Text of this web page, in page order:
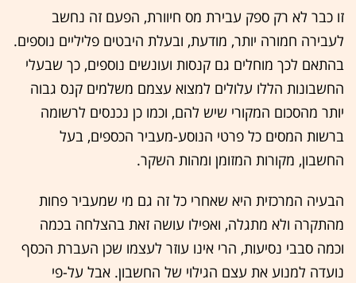
זו כבר לא רק ספק עבירת מס חיוורת, הפעם זה נחשב
לעבירה חמורה יותר, מודעת, ובעלת היבטים פליליים נוספים.
בהתאם לכך מוחלים גם קנסות ועונשים נוספים, כך שבעלי
החשבונות הללו עלולים למצוא עצמם משלמים קנס גבוה
יותר מהסכום המקורי שיש להם, וכמו כן נכנסים לרשומה
ברשות המסים כל פרטי הנוסע-מעביר הכספים, בעל
החשבון, מקורות המזומן ומהות השקר.
הבעיה המרכזית היא שאחרי כל זה גם מי שמעביר פחות
מהתקרה ולא מתגלה, ואפילו עושה זאת בהצלחה בכמה
וכמה סבבי נסיעות, הרי אינו עוזר לעצמו שכן העברת הכסף
נועדה למנוע את עצם הגילוי של החשבון. אבל על-פי